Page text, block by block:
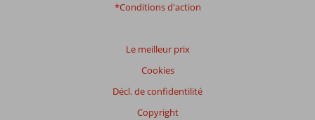
*Conditions d'action
Le meilleur prix
Cookies
Décl. de confidentilité
Copyright